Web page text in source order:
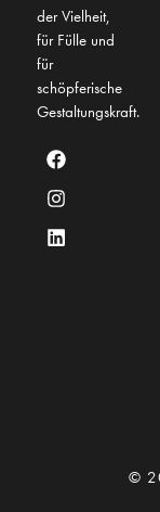
der Vielheit,
für Fülle und
für
schöpferische
Gestaltungskraft.
©